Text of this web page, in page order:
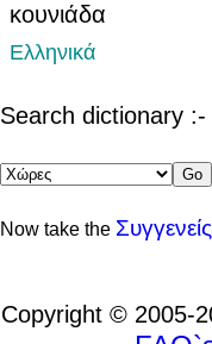
κουνιάδα
Ελληνικά
Search dictionary :-
Now take the
Copyright © 2005-